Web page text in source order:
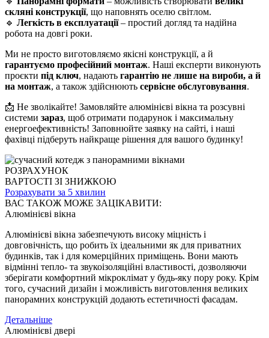
скляні конструкції, що наповнять оселю світлом.
🔹 Легкість в експлуатації– простий догляд та надійна
робота на довгі роки.
Ми не просто виготовляємо якісні конструкції, а й
гарантуємо професійний монтаж. Наші експерти виконують
проєкти під ключ, надають гарантію не лише на вироби, а й
на монтаж, а також здійснюють сервісне обслуговування.
📩 Не зволікайте! Замовляйте алюмінієві вікна та розсувні
системи зараз, щоб отримати подарунок і максимальну
енергоефективність! Заповнюйте заявку на сайті, і наші
фахівці підберуть найкраще рішення для вашого будинку!
РОЗРАХУНОК
ВАРТОСТІ ЗІ ЗНИЖКОЮ
Розрахувати за 5 хвилин
ВАС ТАКОЖ МОЖЕ ЗАЦІКАВИТИ:
Алюмінієві вікна
Алюмінієві вікна забезпечують високу міцність і
довговічність, що робить їх ідеальними як для приватних
будинків, так і для комерційних приміщень. Вони мають
відмінні тепло- та звукоізоляційні властивості, дозволяючи
зберігати комфортний мікроклімат у будь-яку пору року. Крім
того, сучасний дизайн і можливість виготовлення великих
панорамних конструкцій додають естетичності фасадам.
Детальніше
Алюмінієві двері